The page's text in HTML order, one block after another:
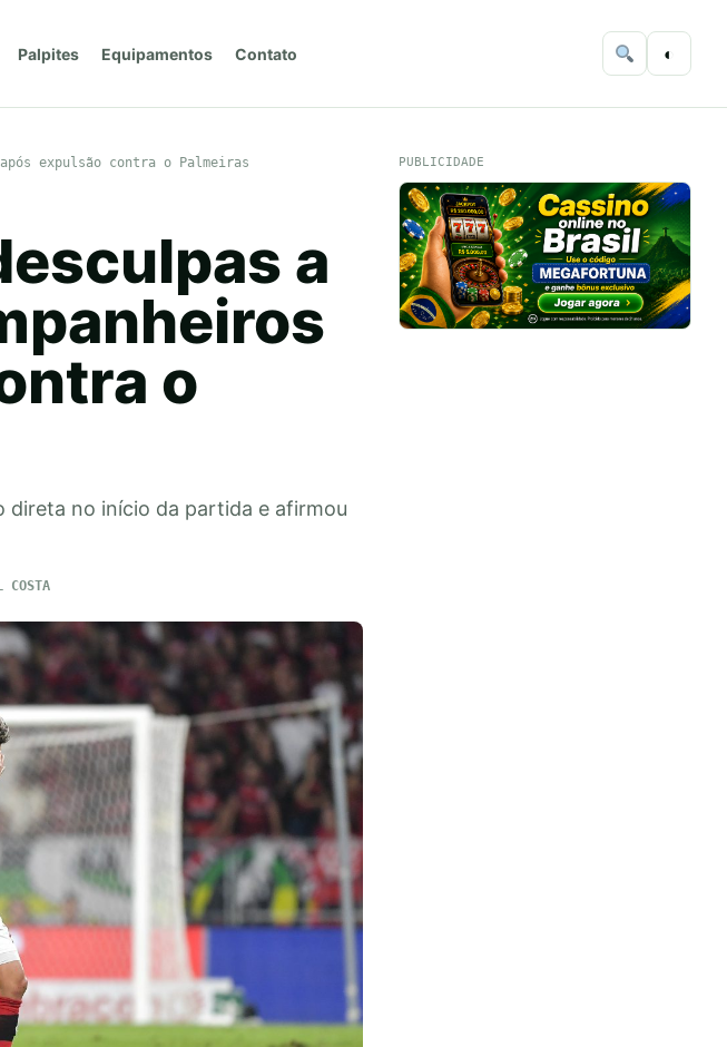
Palpites Equipamentos Contato ◐
expulsão contra o Palmeiras
a
o
direta no início da partida e afirmou
COSTA
PUBLICIDADE